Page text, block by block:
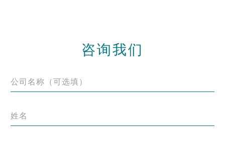
咨询我们
公司名称（可选填）
姓名